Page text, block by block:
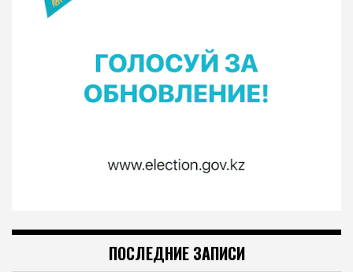
ПОСЛЕДНИЕ ЗАПИСИ